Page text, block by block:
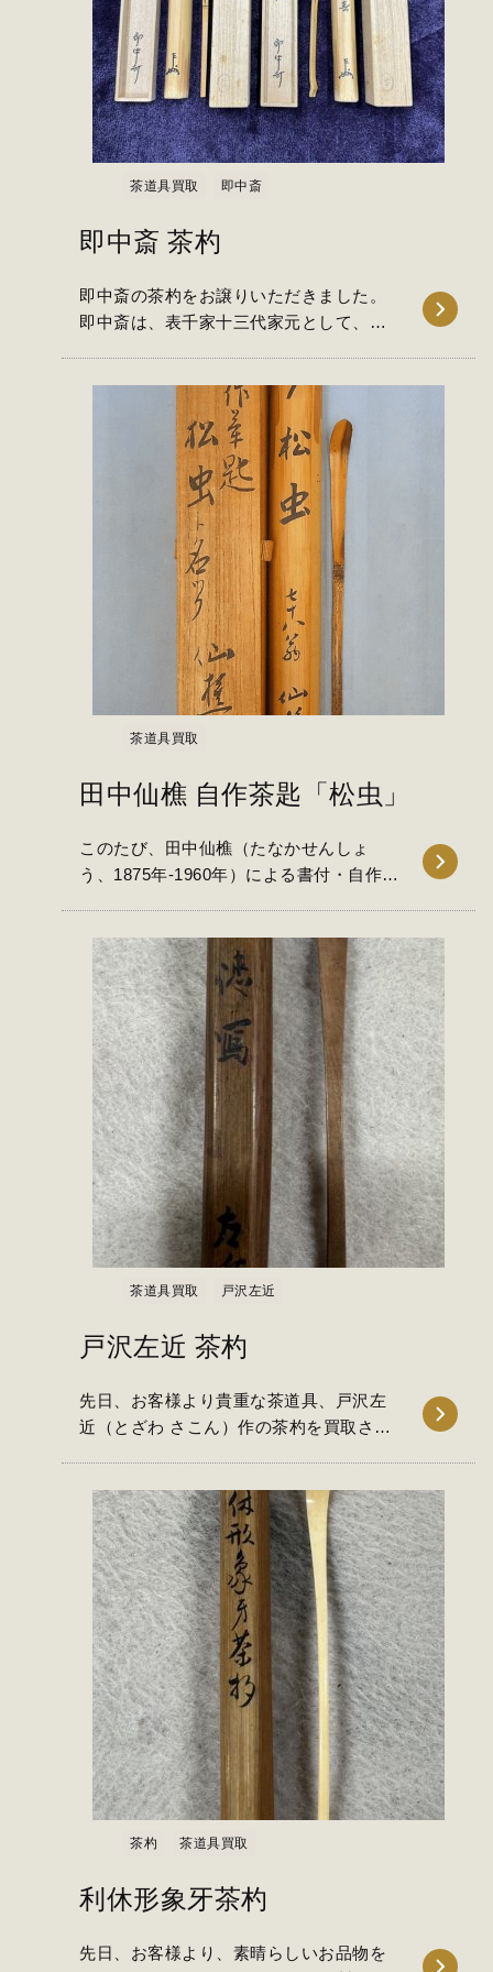
茶道具買取 即中斎
即中斎 茶杓
即中斎の茶杓をお譲りいただきました。
即中斎は、表千家十三代家元として、現
茶道具買取
田中仙樵 自作茶匙「松虫」
このたび、田中仙樵（たなかせんしょ
う、1875年-1960年）による書付・自作筆
茶道具買取 戸沢左近
戸沢左近 茶杓
先日、お客様より貴重な茶道具、戸沢左
近（とざわ さこん）作の茶杓を買取させ
茶杓 茶道具買取
利休形象牙茶杓
先日、お客様より、素晴らしいお品物を